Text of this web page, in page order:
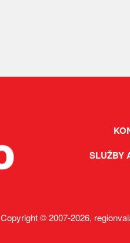
SLUŽBY
Copyright © 2007-2026,